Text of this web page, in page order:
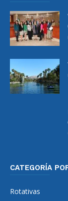
CATEGORÍA
Rotativas